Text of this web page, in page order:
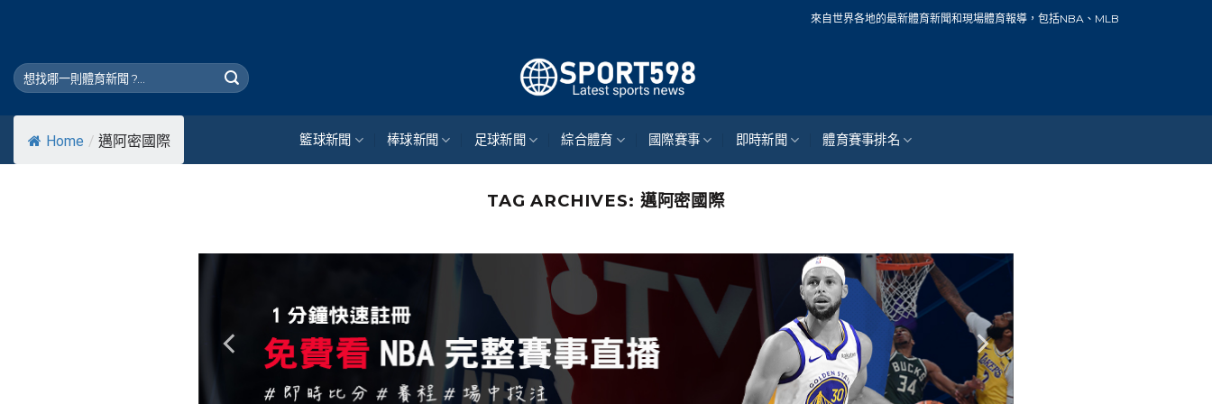
來自世界各地的最新體育新聞和現場體育報導，包括NBA、MLB、中華職棒、籃球、網
Home / 邁阿密國際 籃球新聞 棒球新聞 足球新聞 綜合體育 國際賽事 即時新聞 體育賽事排名
TAG ARCHIVES: 邁阿密國際